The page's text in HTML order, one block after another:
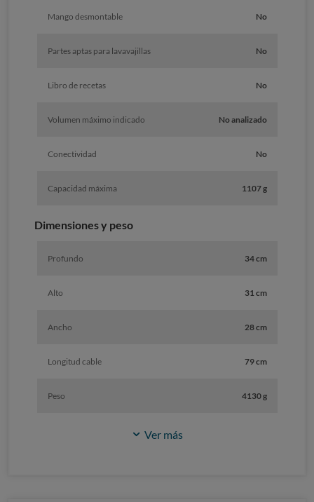
Mango desmontable No
Partes aptas para lavavajillas No
Libro de recetas No
Volumen máximo indicado No analizado
Conectividad No
Capacidad máxima 1107 g
Dimensiones y peso
Profundo 34 cm
Alto 31 cm
Ancho 28 cm
Longitud cable 79 cm
Peso 4130 g
Ver más